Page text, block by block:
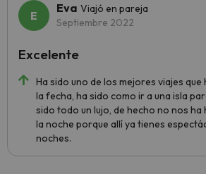
Eva Viajó en pareja
Septiembre 2022
Ha sido uno de los mejores viajes
la fecha, ha sido como ir a una isla
sido todo un lujo, de hecho no nos
la noche porque allí ya tienes
noches.
Excelente